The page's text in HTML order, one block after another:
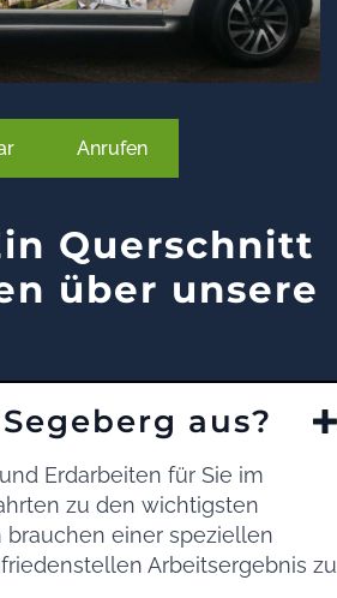
Anrufen
Querschnitt
über unsere
aus?
Erdarbeiten für Sie im
zu den wichtigsten
einer speziellen
Arbeitsergebnis zu